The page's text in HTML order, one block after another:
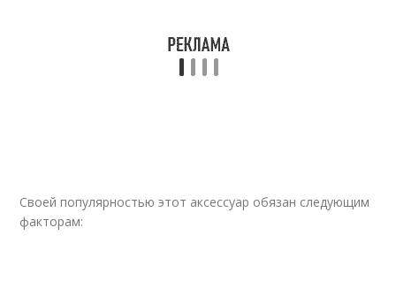
Своей популярностью этот аксессуар обязан следующим
факторам: